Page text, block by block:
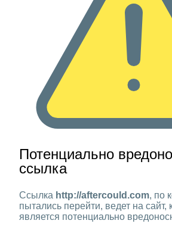
Потенциально
ссылка
Ссылка http://aftercould.com, по
пытались перейти, ведет на сайт,
является потенциально